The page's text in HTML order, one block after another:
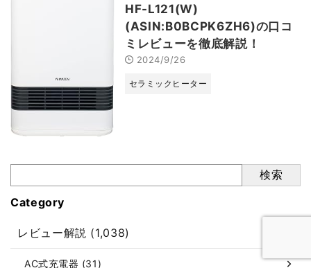
HF-L121(W)
(ASIN:B0BCPK6ZH6)の口コ
ミレビューを徹底解説！
2024/9/26
セラミックヒーター
検索
Category
レビュー解説 (1,038)
AC式充電器 (31)